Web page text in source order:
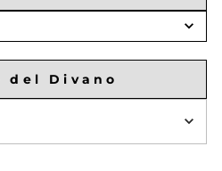
del Divano